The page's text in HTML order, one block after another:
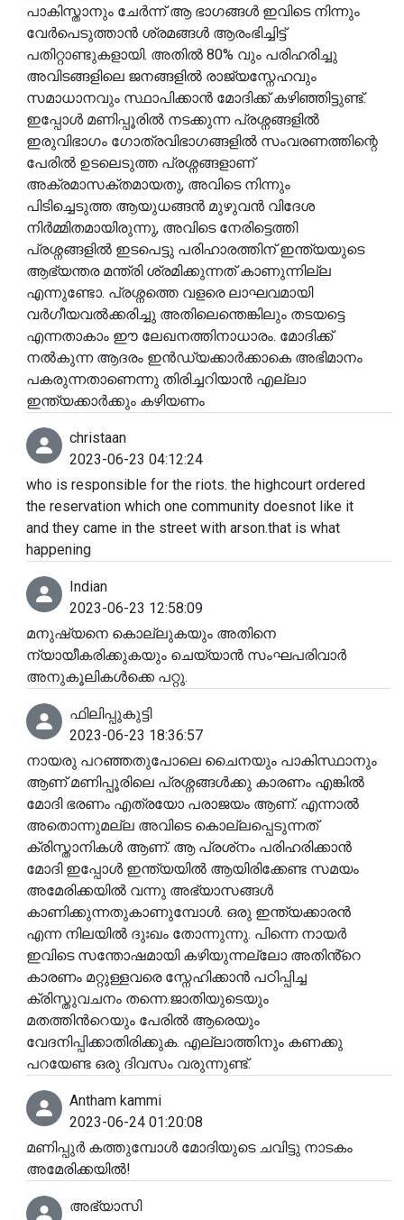
പാകിസ്താനും ചേർന്ന് ആ ഭാഗങ്ങൾ ഇവിടെ നിന്നും
വേർപെടുത്താൻ ശ്രമങ്ങൾ ആരംഭിച്ചിട്ട്
പതിറ്റാണ്ടുകളായി. അതിൽ 80% വും പരിഹരിച്ചു
അവിടങ്ങളിലെ ജനങ്ങളിൽ രാജ്യസ്നേഹവും
സമാധാനവും സ്ഥാപിക്കാൻ മോദിക്ക് കഴിഞ്ഞിട്ടുണ്ട്.
ഇപ്പോൾ മണിപ്പൂരിൽ നടക്കുന്ന പ്രശ്നങ്ങളിൽ
ഇരുവിഭാഗം ഗോത്രവിഭാഗങ്ങളിൽ സംവരണത്തിന്റെ
പേരിൽ ഉടലെടുത്ത പ്രശ്നങ്ങളാണ്
അക്രമാസക്തമായതു, അവിടെ നിന്നും
പിടിച്ചെടുത്ത ആയുധങ്ങൻ മുഴുവൻ വിദേശ
നിർമ്മിതമായിരുന്നു, അവിടെ നേരിട്ടെത്തി
പ്രശ്നങ്ങളിൽ ഇടപെട്ടു പരിഹാരത്തിന് ഇന്ത്യയുടെ
ആഭ്യന്തര മന്ത്രി ശ്രമിക്കുന്നത് കാണുന്നില്ല
എന്നുണ്ടോ. പ്രശ്നത്തെ വളരെ ലാഘവമായി
വർഗീയവൽക്കരിച്ചു അതിലെന്തെങ്കിലും തടയട്ടെ
എന്നതാകാം ഈ ലേഖനത്തിനാധാരം. മോദിക്ക്
നൽകുന്ന ആദരം ഇൻഡ്യക്കാർക്കാകെ അഭിമാനം
പകരുന്നതാണെന്നു തിരിച്ചറിയാൻ എല്ലാ
ഇന്ത്യക്കാർക്കും കഴിയണം
christaan
2023-06-23 04:12:24
who is responsible for the riots. the highcourt ordered
the reservation which one community doesnot like it
and they came in the street with arson.that is what
happening
Indian
2023-06-23 12:58:09
മനുഷ്യനെ കൊല്ലുകയും അതിനെ
ന്യായീകരിക്കുകയും ചെയ്യാൻ സംഘപരിവാർ
അനുകൂലികൾക്കെ പറ്റു.
ഫിലിപ്പുകുട്ടി
2023-06-23 18:36:57
നായരു പറഞ്ഞതുപോലെ ചൈനയും പാകിസ്ഥാനും
ആണ് മണിപ്പൂരിലെ പ്രശ്നങ്ങൾക്കു കാരണം എങ്കിൽ
മോദി ഭരണം എത്രയോ പരാജയം ആണ്. എന്നാൽ
അതൊന്നുമല്ല അവിടെ കൊല്ലപ്പെടുന്നത്
ക്രിസ്താനികൾ ആണ്. ആ പ്രശ്‍നം പരിഹരിക്കാൻ
മോദി ഇപ്പോൾ ഇന്ത്യയിൽ ആയിരിക്കേണ്ട സമയം
അമേരിക്കയിൽ വന്നു അഭ്യാസങ്ങൾ
കാണിക്കുന്നതുകാണുമ്പോൾ. ഒരു ഇന്ത്യക്കാരൻ
എന്ന നിലയിൽ ദുഃഖം തോന്നുന്നു. പിന്നെ നായർ
ഇവിടെ സന്തോഷമായി കഴിയുന്നല്ലോ അതിൻ്റെ
കാരണം മറ്റുള്ളവരെ സ്നേഹിക്കാൻ പഠിപ്പിച്ച
ക്രിസ്തുവചനം തന്നെ.ജാതിയുടെയും
മതത്തിൻറെയും പേരിൽ ആരെയും
വേദനിപ്പിക്കാതിരിക്കുക. എല്ലാത്തിനും കണക്കു
പറയേണ്ട ഒരു ദിവസം വരുന്നുണ്ട്.
Antham kammi
2023-06-24 01:20:08
മണിപ്പുർ കത്തുമ്പോൾ മോദിയുടെ ചവിട്ടു നാടകം
അമേരിക്കയിൽ!
അഭ്യാസി